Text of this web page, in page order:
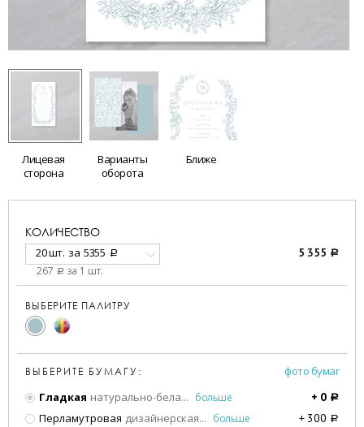
Лицевая
сторона
Варианты
оборота
Ближе
КОЛИЧЕСТВО
20 шт. за 5355 a
267 a за 1 шт.
5 355 a
ВЫБЕРИТЕ ПАЛИТРУ
ВЫБЕРИТЕ БУМАГУ:
фото бумаг
Гладкая натурально-бела... больше + 0 a
Перламутровая дизайнерская... больше + 300 a